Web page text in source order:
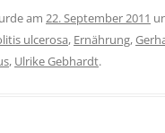
am 22. September 2011
ulcerosa, Ernährung,
, Ulrike Gebhardt.